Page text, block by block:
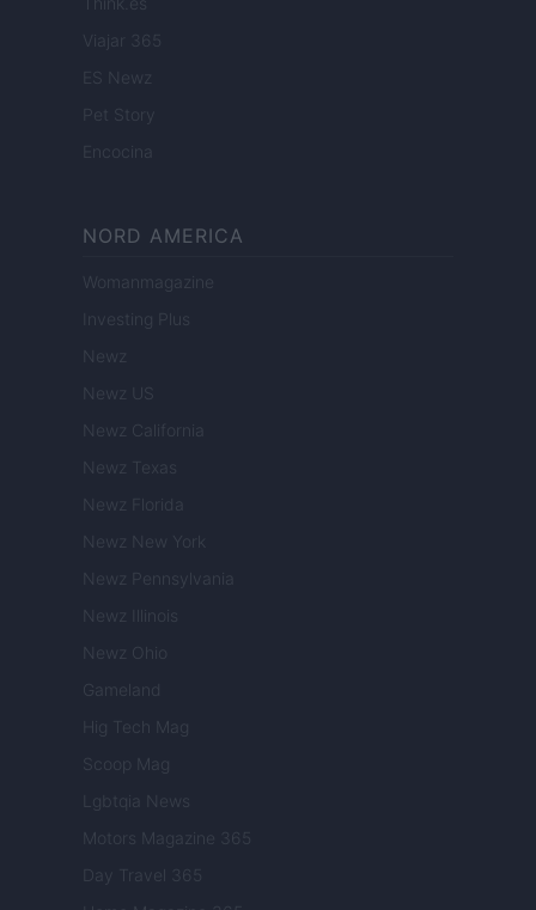
Viajar 365
ES Newz
Pet Story
Encocina
NORD AMERICA
Womanmagazine
Investing Plus
Newz
Newz US
Newz California
Newz Texas
Newz Florida
Newz New York
Newz Pennsylvania
Newz Illinois
Newz Ohio
Gameland
Hig Tech Mag
Scoop Mag
Lgbtqia News
Motors Magazine 365
Day Travel 365